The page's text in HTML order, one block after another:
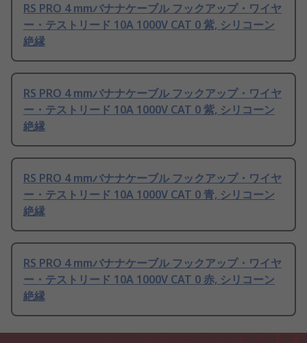
RS PRO 4 mmバナナケーブル フックアップ・ワイヤ
ー・テストリード 10A 1000V CAT 0 紫, シリコーン
絶縁
RS PRO 4 mmバナナケーブル フックアップ・ワイヤ
ー・テストリード 10A 1000V CAT 0 紫, シリコーン
絶縁
RS PRO 4 mmバナナケーブル フックアップ・ワイヤ
ー・テストリード 10A 1000V CAT 0 青, シリコーン
絶縁
RS PRO 4 mmバナナケーブル フックアップ・ワイヤ
ー・テストリード 10A 1000V CAT 0 赤, シリコーン
絶縁